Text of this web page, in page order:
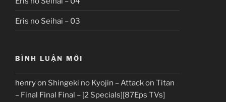
Eris no Seihai – 03
BÌNH LUẬN MỚI
henryon Shingeki no Kyojin – Attack on Titan
– Final Final Final – [2 Specials][87Eps TVs]